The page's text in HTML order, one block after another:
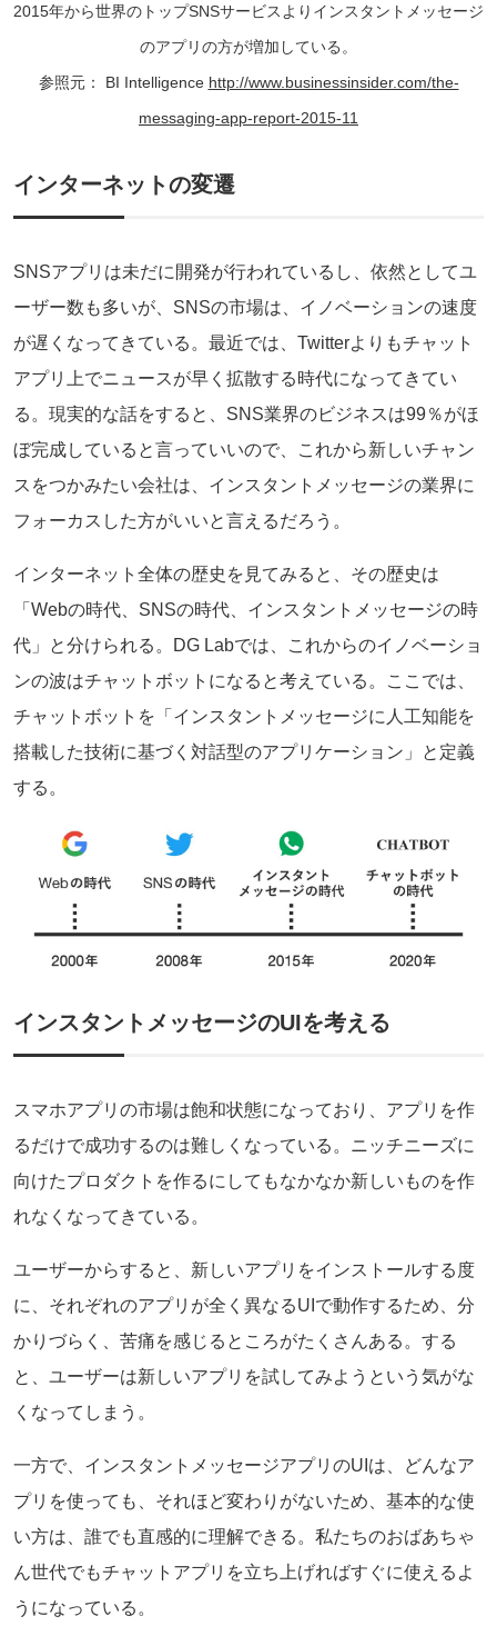
2015年から世界のトップSNSサービスよりインスタントメッセージ
のアプリの方が増加している。
参照元： BI Intelligence http://www.businessinsider.com/the-
messaging-app-report-2015-11
インターネットの変遷
SNSアプリは未だに開発が行われているし、依然としてユ
ーザー数も多いが、SNSの市場は、イノベーションの速度
が遅くなってきている。最近では、Twitterよりもチャット
アプリ上でニュースが早く拡散する時代になってきてい
る。現実的な話をすると、SNS業界のビジネスは99％がほ
ぼ完成していると言っていいので、これから新しいチャン
スをつかみたい会社は、インスタントメッセージの業界に
フォーカスした方がいいと言えるだろう。
インターネット全体の歴史を見てみると、その歴史は
「Webの時代、SNSの時代、インスタントメッセージの時
代」と分けられる。DG Labでは、これからのイノベーショ
ンの波はチャットボットになると考えている。ここでは、
チャットボットを「インスタントメッセージに人工知能を
搭載した技術に基づく対話型のアプリケーション」と定義
する。
インスタントメッセージのUIを考える
スマホアプリの市場は飽和状態になっており、アプリを作
るだけで成功するのは難しくなっている。ニッチニーズに
向けたプロダクトを作るにしてもなかなか新しいものを作
れなくなってきている。
ユーザーからすると、新しいアプリをインストールする度
に、それぞれのアプリが全く異なるUIで動作するため、分
かりづらく、苦痛を感じるところがたくさんある。する
と、ユーザーは新しいアプリを試してみようという気がな
くなってしまう。
一方で、インスタントメッセージアプリのUIは、どんなア
プリを使っても、それほど変わりがないため、基本的な使
い方は、誰でも直感的に理解できる。私たちのおばあちゃ
ん世代でもチャットアプリを立ち上げればすぐに使えるよ
うになっている。